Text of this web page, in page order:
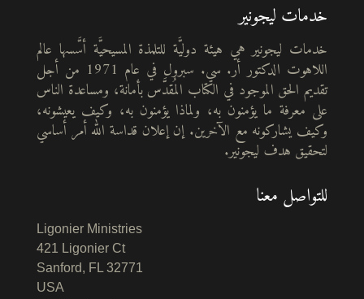
خدمات ليجونير
خدمات ليجونير هي هيئة دوليَّة للتلمذة المسيحيَّة أسَّسها عالم
اللاهوت الدكتور أر. سي. سبرول في عام 1971 من أجل
تقديم الحق الموجود في الكتاب المُقدَّس بأمانة، ومساعدة الناس
على معرفة ما يؤمنون به، ولماذا يؤمنون به، وكيف يعيشونه،
وكيف يشاركونه مع الآخرين. إن إعلان قداسة الله أمر أساسي
لتحقيق هدف ليجونير.
للتواصل معنا
Ligonier Ministries
421 Ligonier Ct
Sanford, FL 32771
USA